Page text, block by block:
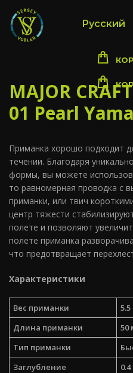
Русский
MAJOR
01 Pearl
Приманка хорошо подходит
течении. Благодаря
формы, вы можете
то равномерная проводка с
приманки, или твич
центр тяжести
полете и позволяют
полете приманка
что предотвращает
Характеристики
Вес приманки
5.5
Длина приманки
50
Тип приманки
Заглубление